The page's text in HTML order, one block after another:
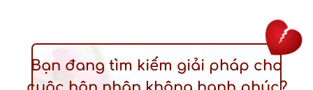
Bạn đang tìm kiếm giải pháp cho